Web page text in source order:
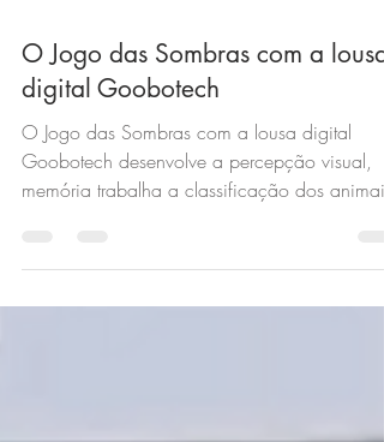
O Jogo das Sombras com a lousa
digital Goobotech
O Jogo das Sombras com a lousa digital